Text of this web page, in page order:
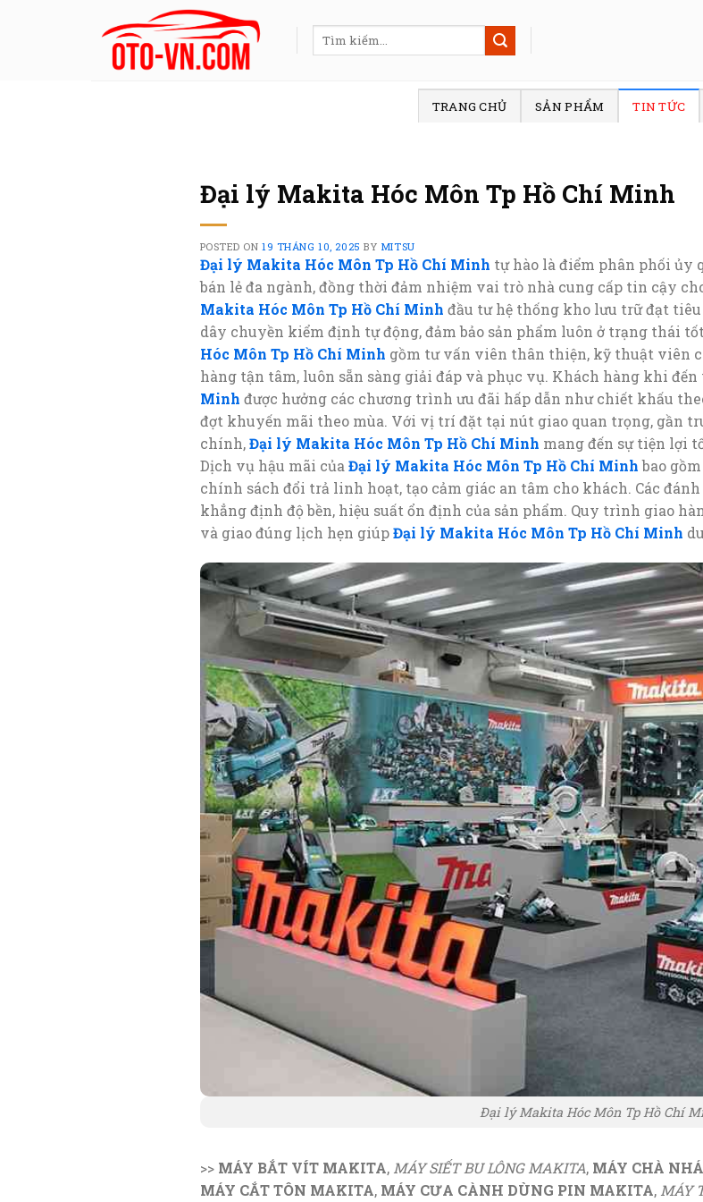
Tìm
kiếm:
TRANG CHỦ SẢN PHẨM TIN TỨC
Đại lý Makita Hóc Môn Tp Hồ Chí Minh
POSTED ON19 THÁNG 10, 2025 BY MITSU
Đại lý Makita Hóc Môn Tp Hồ Chí Minh tự hào là điểm phân phối ủy
bán lẻ đa ngành, đồng thời đảm nhiệm vai trò nhà cung cấp tin cậy
Makita Hóc Môn Tp Hồ Chí Minh đầu tư hệ thống kho lưu trữ đạt
dây chuyền kiểm định tự động, đảm bảo sản phẩm luôn ở trạng thái
Hóc Môn Tp Hồ Chí Minh gồm tư vấn viên thân thiện, kỹ thuật viên
hàng tận tâm, luôn sẵn sàng giải đáp và phục vụ. Khách hàng khi đến
Minh được hưởng các chương trình ưu đãi hấp dẫn như chiết khấu
đợt khuyến mãi theo mùa. Với vị trí đặt tại nút giao quan trọng, gần
chính,Đại lý Makita Hóc Môn Tp Hồ Chí Minh mang đến sự tiện lợi
Dịch vụ hậu mãi của Đại lý Makita Hóc Môn Tp Hồ Chí Minhbao
chính sách đổi trả linh hoạt, tạo cảm giác an tâm cho khách. Các
khẳng định độ bền, hiệu suất ổn định của sản phẩm. Quy trình giao
và giao đúng lịch hẹn giúpĐại lý Makita Hóc Môn Tp Hồ Chí Minh
Đại lý Makita Hóc Môn Tp Hồ Chí
>> MÁY BẮT VÍT MAKITA, MÁY SIẾT BU LÔNG MAKITA, MÁY CHÀ
MÁY CẮT TÔN MAKITA, MÁY CƯA CÀNH DÙNG PIN MAKITA, MÁY